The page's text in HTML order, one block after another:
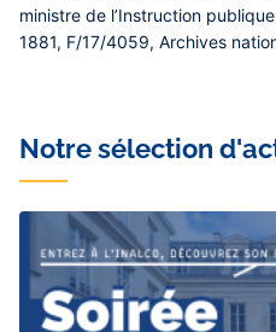
ministre de l’Instruction
1881, F/17/4059, Archives
Notre sélection